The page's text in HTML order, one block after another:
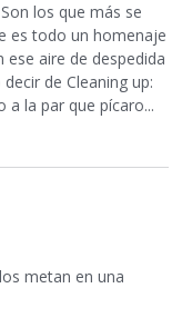
los que más se
es todo un homenaje
aire de despedida
de Cleaning up:
la par que pícaro...
metan en una